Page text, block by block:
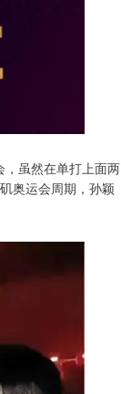
虽然在单打上面两
奥运会周期，孙颖